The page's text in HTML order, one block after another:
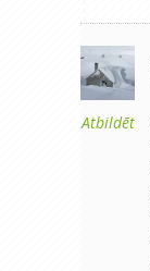
Atbildēt